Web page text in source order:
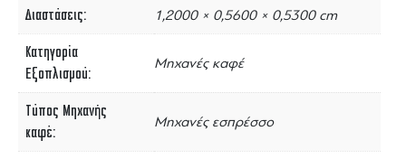
Διαστάσεις 1,2000 × 0,5600 × 0,5300 cm
Κατηγορία
Εξοπλισμού
Μηχανές καφέ
Τύπος Μηχανής
καφέ
Μηχανές εσπρέσσο